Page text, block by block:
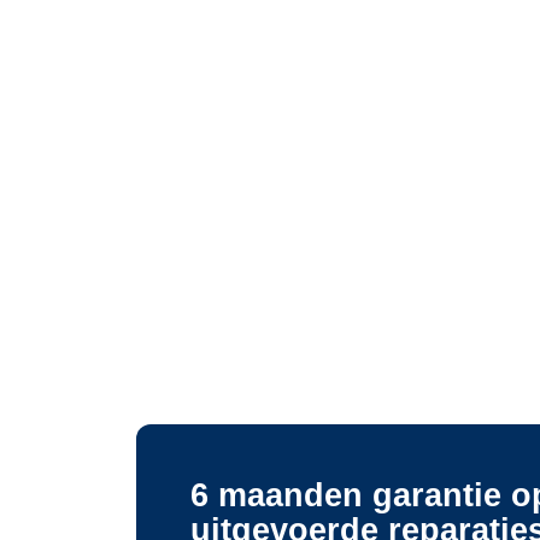
6 maanden garantie
uitgevoerde